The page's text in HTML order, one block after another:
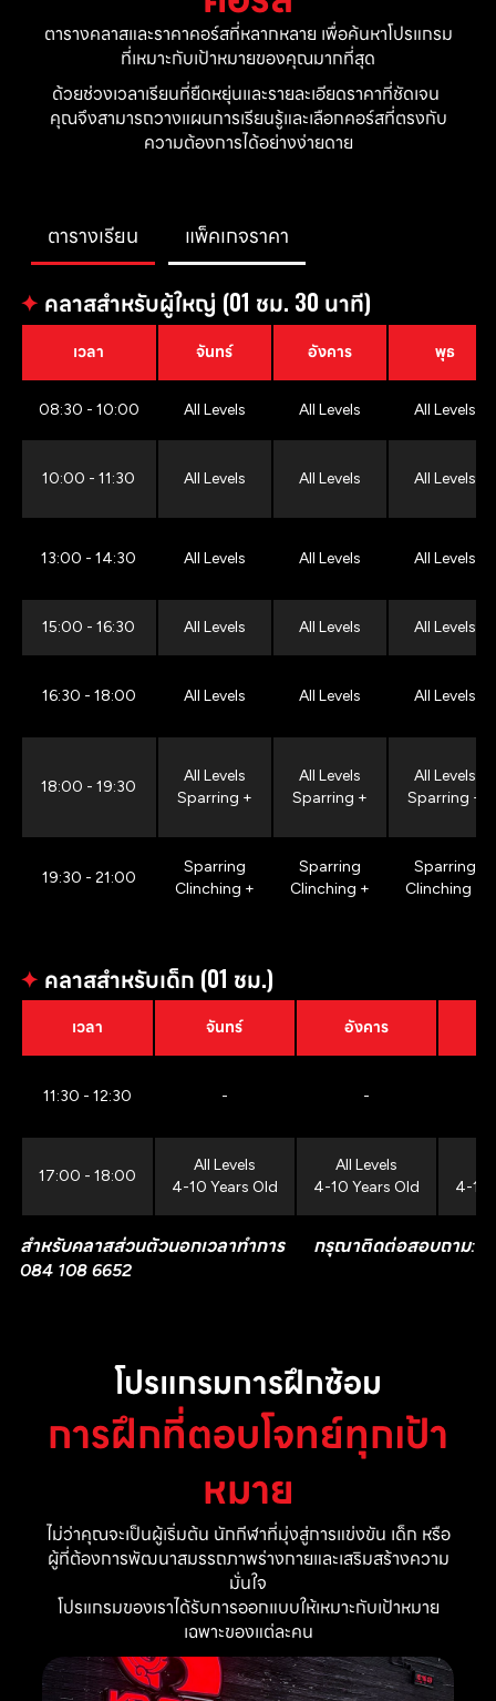
ตารางคลาสและราคาคอร์สที่หลากหลาย เพื่อค้นหาโปรแกรม
ที่เหมาะกับเป้าหมายของคุณมากที่สุด
ด้วยช่วงเวลาเรียนที่ยืดหยุ่นและรายละเอียดราคาที่ชัดเจน
คุณจึงสามารถวางแผนการเรียนรู้และเลือกคอร์สที่ตรงกับ
ความต้องการได้อย่างง่ายดาย
ตารางเรียน แพ็คเกจราคา
✦ คลาสสำหรับผู้ใหญ่ (01 ชม. 30 นาที)
เวลา จันทร์ อังคาร พุธ
08:30 - 10:00 All Levels All Levels All Levels
10:00 - 11:30 All Levels All Levels All Levels
13:00 - 14:30 All Levels All Levels All Levels
15:00 - 16:30 All Levels All Levels All Levels
16:30 - 18:00 All Levels All Levels All Levels
18:00 - 19:30
All Levels
Sparring +
All Levels
Sparring +
All Levels
Sparring +
19:30 - 21:00
Sparring
Clinching +
Sparring
Clinching +
Sparring
Clinching +
✦ คลาสสำหรับเด็ก (01 ชม.)
เวลา จันทร์ อังคาร
11:30 - 12:30 - -
17:00 - 18:00
All Levels
4-10 Years Old
All Levels
4-10 Years Old
4-10
สำหรับคลาสส่วนตัวนอกเวลาทำการ กรุณาติดต่อสอบถาม:
084 108 6652
โปรแกรมการฝึกซ้อม
การฝึกที่ตอบโจทย์ทุกเป้า
หมาย
ไม่ว่าคุณจะเป็นผู้เริ่มต้น นักกีฬาที่มุ่งสู่การแข่งขัน เด็ก หรือ
ผู้ที่ต้องการพัฒนาสมรรถภาพร่างกายและเสริมสร้างความ
มั่นใจ
โปรแกรมของเราได้รับการออกแบบให้เหมาะกับเป้าหมาย
เฉพาะของแต่ละคน